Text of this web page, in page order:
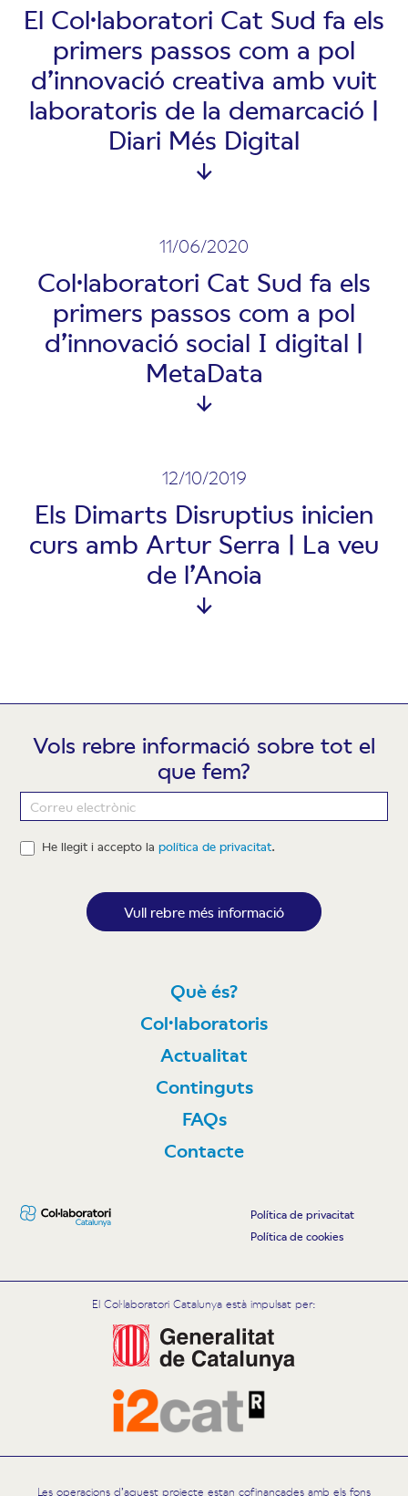
El Col·laboratori Cat Sud fa els
primers passos com a pol
d’innovació creativa amb vuit
laboratoris de la demarcació |
Diari Més Digital
11/06/2020
Col·laboratori Cat Sud fa els
primers passos com a pol
d’innovació social I digital |
MetaData
12/10/2019
Els Dimarts Disruptius inicien
curs amb Artur Serra | La veu
de l’Anoia
Vols rebre informació sobre tot el
que fem?
Newsletter
He llegit i accepto lapolítica de privacitat.
Vull rebre més informació
Què és?
Col·laboratoris
Actualitat
Continguts
FAQs
Contacte
Política de privacitat
Política de cookies
El Col·laboratori Catalunya està impulsat per:
Les operacions d’aquest projecte estan cofinançades amb els fons